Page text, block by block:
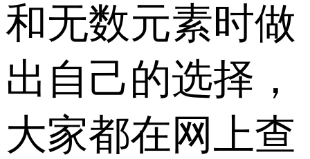
和无数元素时做
出自己的选择，
大家都在网上查